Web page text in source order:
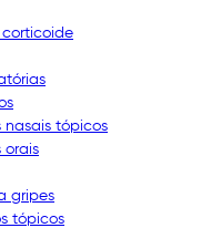
nasais tópicos
orais
gripes
tópicos